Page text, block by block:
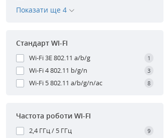
Показати ще 4
Стандарт WI-FI
Wi-Fi 3E 802.11 a/b/g 1
Wi-Fi 4 802.11 b/g/n 3
Wi-Fi 5 802.11 a/b/g/n/ac 8
Частота роботи WI-FI
2,4 ГГц / 5 ГГц 9